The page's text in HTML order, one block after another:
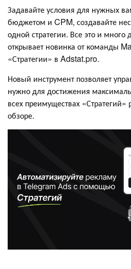
Задавайте условия для нужных
бюджетом и CPM, создавайте
одной стратегии. Все это и много
открывает новинка от команды
«Стратегии» в Adstat.pro.
Новый инструмент позволяет
нужно для достижения
всех преимуществах «Стратегий»
обзоре.